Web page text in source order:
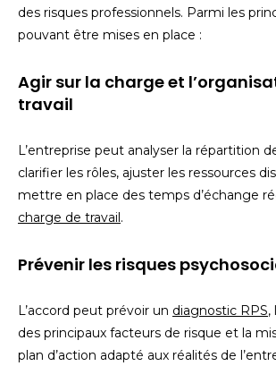
des risques professionnels. Parmi les
pouvant être mises en place :
Agir sur la charge et
travail
L’entreprise peut analyser la répartition
clarifier les rôles, ajuster les ressources
mettre en place des temps d’échange
charge de travail.
Prévenir les risques
L’accord peut prévoir un diagnostic RPS,
des principaux facteurs de risque et la
plan d’action adapté aux réalités de